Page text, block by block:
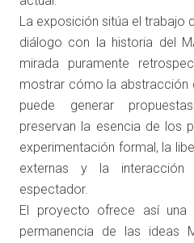
La exposición sitúa el trabajo
diálogo con la historia del
mirada puramente
mostrar cómo la abstracción
puede generar
preservan la esencia de los
experimentación formal, la
externas y la
espectador.
El proyecto ofrece así una
permanencia de las ideas